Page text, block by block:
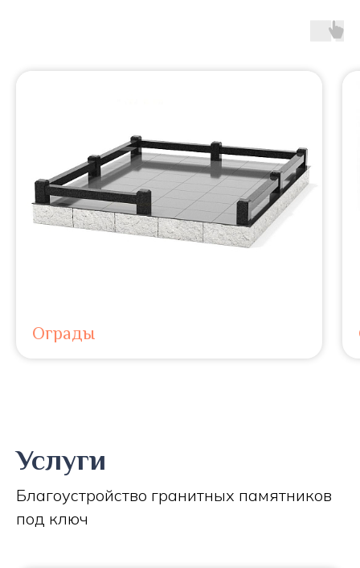
Ограды
Услуги
Благоустройство гранитных памятников
под ключ